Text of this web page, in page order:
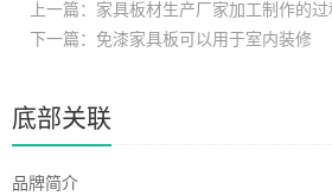
上一篇：家具板材生产厂家加工制作的过
下一篇：免漆家具板可以用于室内装修
底部关联
品牌简介